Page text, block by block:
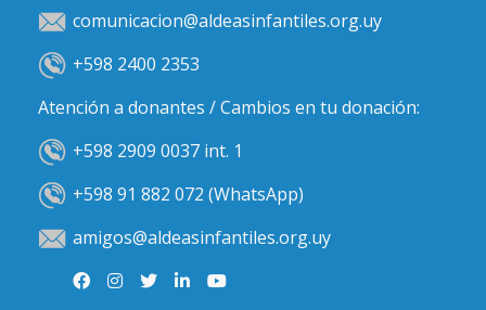
comunicacion@aldeasinfantiles.org.uy
+598 2400 2353
Atención a donantes / Cambios en tu donación:
+598 2909 0037 int. 1
+598 91 882 072 (WhatsApp)
amigos@aldeasinfantiles.org.uy